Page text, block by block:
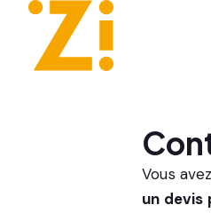
Vous
un devis